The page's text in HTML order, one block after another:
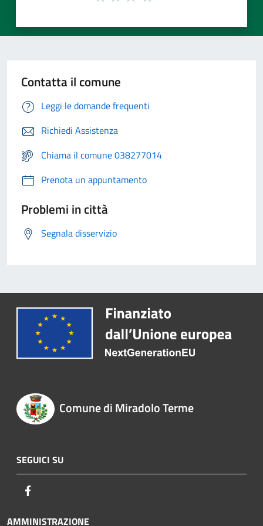
Contatta il comune
Leggi le domande frequenti
Richiedi Assistenza
Chiama il comune 038277014
Prenota un appuntamento
Problemi in città
Segnala disservizio
Comune di Miradolo Terme
SEGUICI SU
AMMINISTRAZIONE